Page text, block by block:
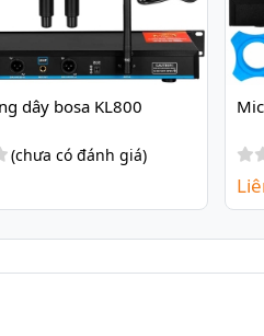
dây bosa KL800
(chưa có đánh giá)